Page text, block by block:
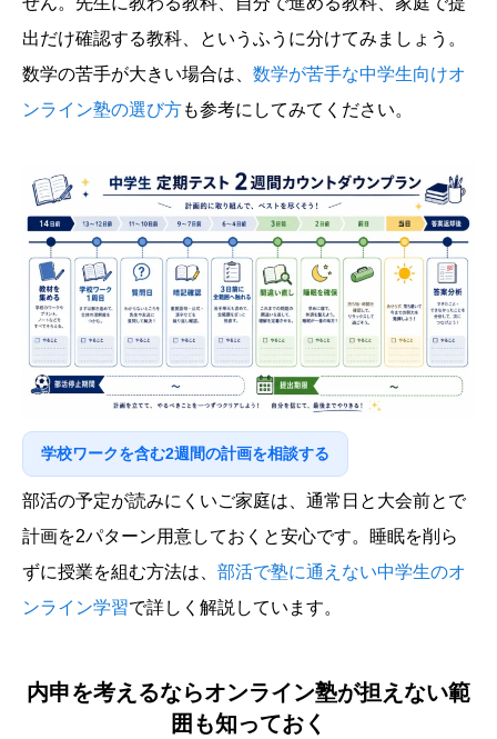
出だけ確認する教科、というふうに分けてみましょう。
数学の苦手が大きい場合は、 数学が苦手な中学生向けオ
ンライン塾の選び方も参考にしてみてください。
学校ワークを含む2週間の計画を相談する
部活の予定が読みにくいご家庭は、通常日と大会前とで
計画を2パターン用意しておくと安心です。睡眠を削ら
ずに授業を組む方法は、 部活で塾に通えない中学生のオ
ンライン学習で詳しく解説しています。
内申を考えるならオンライン塾が担えない範
囲も知っておく